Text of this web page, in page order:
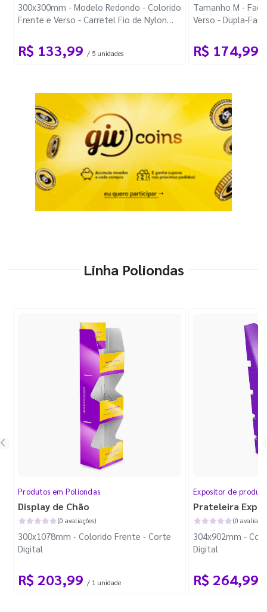
300x300mm - Modelo Redondo - Colorido
Frente e Verso - Carretel Fio de Nylon
R$ 133,99 / 5 unidades
Tamanho M -
Verso - Dupla-
R$ 174,99
Linha Poliondas
Produtos em Poliondas
Display de Chão
(0 avaliações)
300x1078mm - Colorido Frente - Corte
Digital
R$ 203,99 / 1 unidade
Expositor de
Prateleira
(0
304x902mm -
Digital
R$ 264,99